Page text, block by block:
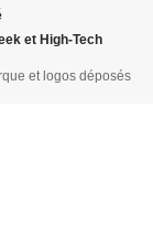
et logos déposés
et High-Tech